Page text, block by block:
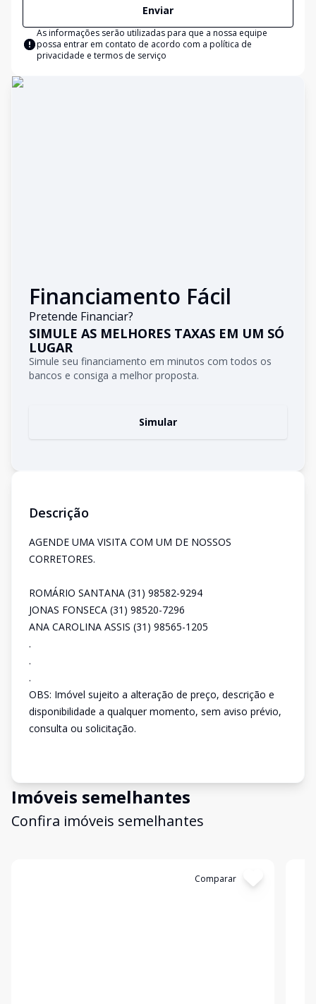
Enviar
As informações serão utilizadas para que a nossa equipe
possa entrar em contato de acordo com a política de
privacidade e termos de serviço
Financiamento Fácil
Pretende Financiar?
SIMULE AS MELHORES TAXAS EM UM SÓ
LUGAR
Simule seu financiamento em minutos com todos os
bancos e consiga a melhor proposta.
Simular
Descrição
AGENDE UMA VISITA COM UM DE NOSSOS
CORRETORES.
ROMÁRIO SANTANA (31) 98582-9294
JONAS FONSECA (31) 98520-7296
ANA CAROLINA ASSIS (31) 98565-1205
.
.
.
OBS: Imóvel sujeito a alteração de preço, descrição e
disponibilidade a qualquer momento, sem aviso prévio,
consulta ou solicitação.
Imóveis semelhantes
Confira imóveis semelhantes
Comparar